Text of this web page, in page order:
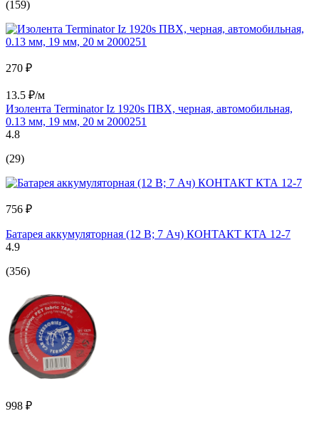
(159)
270 ₽
13.5 ₽/м
Изолента Terminator Iz 1920s ПВХ, черная, автомобильная,
0.13 мм, 19 мм, 20 м 2000251
4.8
(29)
756 ₽
Батарея аккумуляторная (12 В; 7 Ач) КОНТАКТ КТА 12-7
4.9
(356)
998 ₽